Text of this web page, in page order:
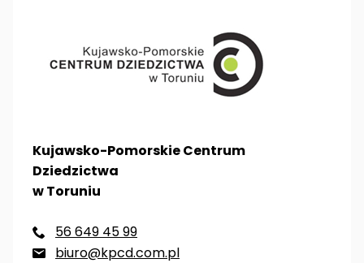
Kujawsko-Pomorskie Centrum
Dziedzictwa
w Toruniu
 56 649 45 99
 biuro@kpcd.com.pl